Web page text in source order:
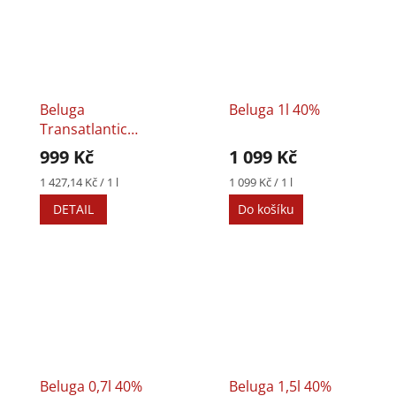
Beluga
Transatlantic
Racing 0,7l 40%
999 Kč
Měrná
cena:
1 427,14 Kč / 1 l
DETAIL
Beluga 1l 40%
1 099 Kč
Měrná
cena:
1 099 Kč / 1 l
Do košíku
Beluga 0,7l 40% Beluga 1,5l 40%